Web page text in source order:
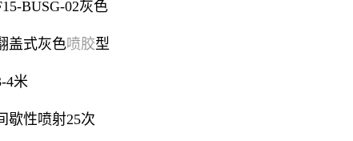
BUSG-02灰色
盖式灰色喷胶型
4米
歇性喷射25次